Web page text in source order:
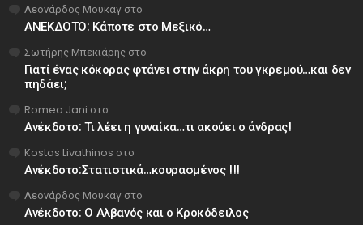
Λεονάρδος Μουκαγ στο
ΑΝΕΚΔΟΤΟ: Κάποτε στο Μεξικό…
Σωτήρης Μπεκιάρης στο
Γιατί ένας κόκορας φτάνει στην άκρη του γκρεμού…και δεν
πηδάει;
Romeo Jani στο
Ανέκδοτο: Τι λέει η γυναίκα…τι ακούει ο άνδρας!
Kostas Livathinos στο
Ανέκδοτο:Στατιστικά…κουρασμένος !!!
Λεονάρδος Μουκαγ στο
Ανέκδοτο: Ο Αλβανός και ο Κροκόδειλος